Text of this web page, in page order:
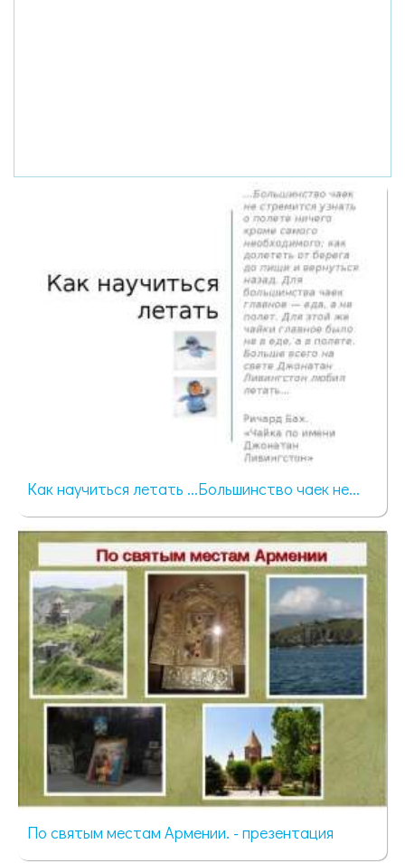
Как научиться летать ...Большинство чаек не...
779 просмотров
По святым местам Армении. - презентация